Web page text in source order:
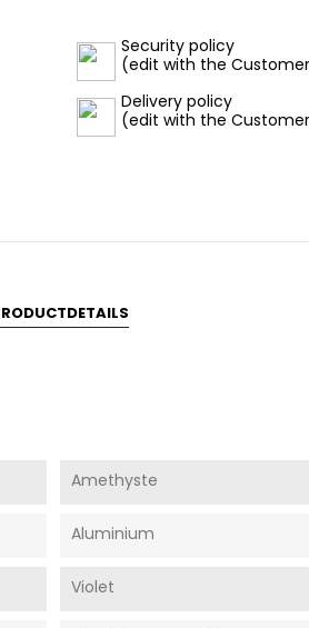
Security policy
(edit with the
Delivery policy
(edit with the
Amethyste
Aluminium
Violet